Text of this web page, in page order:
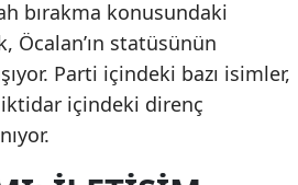
bırakma konusundaki
Öcalan’ın statüsünün
Parti içindeki bazı isimler,
içindeki direnç